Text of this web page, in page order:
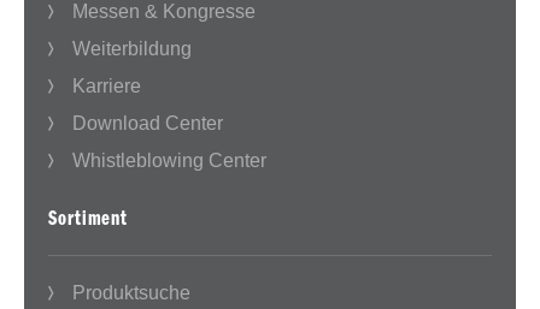
Messen & Kongresse
Weiterbildung
Karriere
Download Center
Whistleblowing Center
Sortiment
Produktsuche